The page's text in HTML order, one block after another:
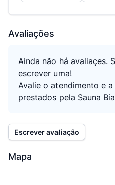
Avaliações
Ainda não há avaliaçes.
escrever uma!
Avalie o atendimento e
prestados pela Sauna
Escrever avaliação
Mapa